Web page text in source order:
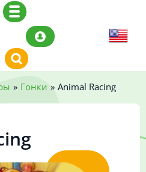
» Гонки » Animal Racing